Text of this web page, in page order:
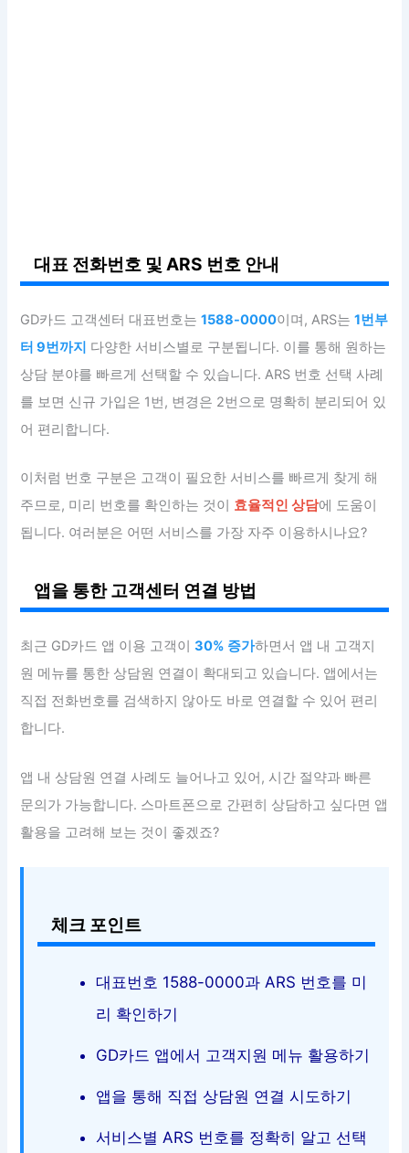
대표 전화번호 및 ARS 번호 안내
GD카드 고객센터 대표번호는1588-0000이며, ARS는1번부
터 9번까지 다양한 서비스별로 구분됩니다. 이를 통해 원하는
상담 분야를 빠르게 선택할 수 있습니다. ARS 번호 선택 사례
를 보면 신규 가입은 1번, 변경은 2번으로 명확히 분리되어 있
어 편리합니다.
이처럼 번호 구분은 고객이 필요한 서비스를 빠르게 찾게 해
주므로, 미리 번호를 확인하는 것이 효율적인 상담에 도움이
됩니다. 여러분은 어떤 서비스를 가장 자주 이용하시나요?
앱을 통한 고객센터 연결 방법
최근 GD카드 앱 이용 고객이30% 증가하면서 앱 내 고객지
원 메뉴를 통한 상담원 연결이 확대되고 있습니다. 앱에서는
직접 전화번호를 검색하지 않아도 바로 연결할 수 있어 편리
합니다.
앱 내 상담원 연결 사례도 늘어나고 있어, 시간 절약과 빠른
문의가 가능합니다. 스마트폰으로 간편히 상담하고 싶다면 앱
활용을 고려해 보는 것이 좋겠죠?
체크 포인트
대표번호 1588-0000과 ARS 번호를 미
리 확인하기
GD카드 앱에서 고객지원 메뉴 활용하기
앱을 통해 직접 상담원 연결 시도하기
서비스별 ARS 번호를 정확히 알고 선택